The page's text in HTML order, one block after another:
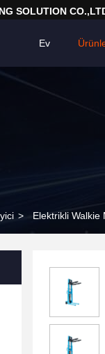
SOLUTION
Ev
> Elektrikli